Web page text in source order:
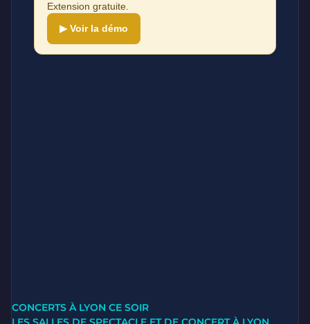
Extension gratuite.
▶ Voir la démo
CONCERTS À LYON CE SOIR